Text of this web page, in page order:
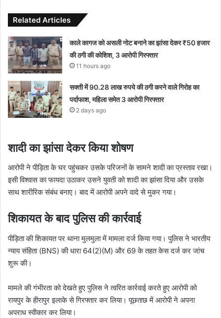
Related Articles
काले कागज को असली नोट बनाने का झांसा देकर ₹50 हजार
की ठगी की कोशिश, 3 आरोपी गिरफ्तार
11 hours ago
सक्ती में 90.28 लाख रुपये की ठगी करने वाले गिरोह का
पर्दाफाश, महिला समेत 3 आरोपी गिरफ्तार
2 days ago
शादी का झांसा देकर किया शोषण
आरोपी ने पीड़िता के घर पहुंचकर उसके परिजनों के सामने शादी का प्रस्ताव रखा।
इसी विश्वास का फायदा उठाकर उसने युवती को शादी का झांसा दिया और उसके
साथ शारीरिक संबंध बनाए। बाद में आरोपी अपने वादे से मुकर गया।
शिकायत के बाद पुलिस की कार्रवाई
पीड़िता की शिकायत पर थाना मुलमुला में मामला दर्ज किया गया। पुलिस ने भारतीय
न्याय संहिता (BNS) की धारा 64(2)(M) और 69 के तहत केस दर्ज कर जांच
शुरू की।
मामले की गंभीरता को देखते हुए पुलिस ने त्वरित कार्रवाई करते हुए आरोपी को
रायपुर के हीरापुर इलाके से गिरफ्तार कर लिया। पूछताछ में आरोपी ने अपना
अपराध स्वीकार कर लिया।